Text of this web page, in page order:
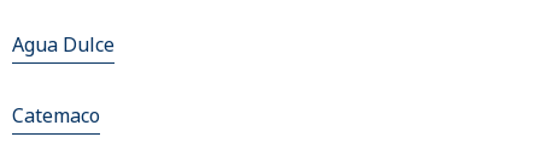
Agua Dulce
Catemaco